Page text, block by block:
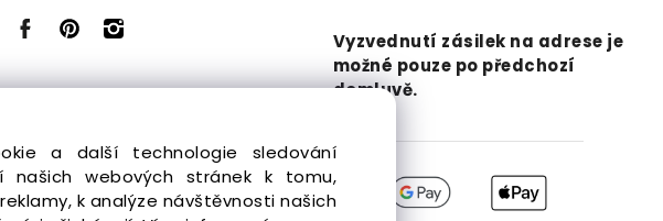
Vyzvednutí zásilek na adrese je
možné pouze po předchozí
domluvě.
a další technologie sledování
našich webových stránek k tomu,
k analýze návštěvnosti našich